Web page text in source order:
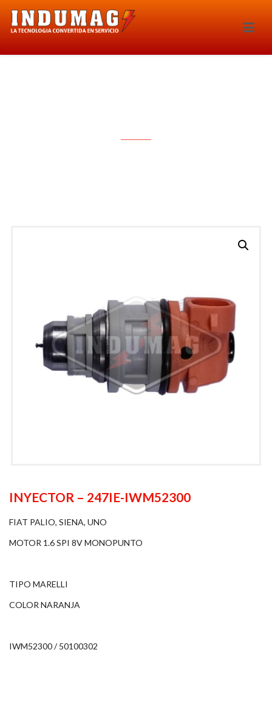
INYECTOR – 247IE-IWM52300
FIAT PALIO, SIENA, UNO
MOTOR 1.6 SPI 8V MONOPUNTO
TIPO MARELLI
COLOR NARANJA
IWM52300 / 50100302